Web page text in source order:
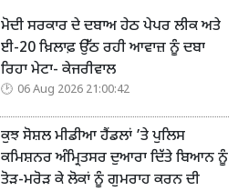
ਮੋਦੀ ਸਰਕਾਰ ਦੇ ਦਬਾਅ ਹੇਠ ਪੇਪਰ ਲੀਕ ਅਤੇ
ਈ-20 ਖ਼ਿਲਾਫ਼ ਉੱਠ ਰਹੀ ਆਵਾਜ਼ ਨੂੰ ਦਬਾ
ਰਿਹਾ ਮੇਟਾ- ਕੇਜਰੀਵਾਲ
06 Aug 2026 21:00:42
ਕੁਝ ਸੋਸ਼ਲ ਮੀਡੀਆ ਹੈਂਡਲਾਂ ’ਤੇ ਪੁਲਿਸ
ਕਮਿਸ਼ਨਰ ਅੰਮ੍ਰਿਤਸਰ ਦੁਆਰਾ ਦਿੱਤੇ ਬਿਆਨ ਨੂੰ
ਤੋੜ-ਮਰੋੜ ਕੇ ਲੋਕਾਂ ਨੂੰ ਗੁਮਰਾਹ ਕਰਨ ਦੀ